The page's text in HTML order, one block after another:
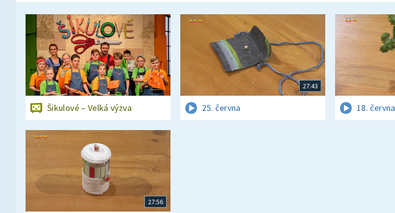
Šikulové – Velká výzva
27:43
25. června 18. června
27:56